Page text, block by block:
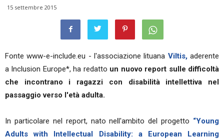
15 settembre 2015
Fonte www-e-include.eu - l'associazione lituana Viltis,aderente
a Inclusion Europe*, ha redatto un nuovo report sulle difficoltà
che incontrano i ragazzi con disabilità intellettiva nel
passaggio verso l'età adulta.
In particolare nel report, nato nell'ambito del progetto “Young
Adults with Intellectual Disability: a European Learning